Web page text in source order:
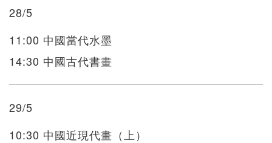
28/5
11:00 中國當代水墨
14:30 中國古代書畫
29/5
10:30 中國近現代畫（上）